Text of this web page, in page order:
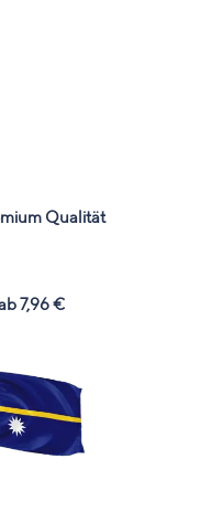
Qualität
7,96€